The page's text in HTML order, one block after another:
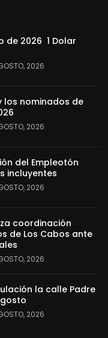
de 2026 1 Dolar
2026
los nominados de
2026
del Empleotón
incluyentes
2026
coordinación
de Los Cabos ante
2026
la calle Padre
2026